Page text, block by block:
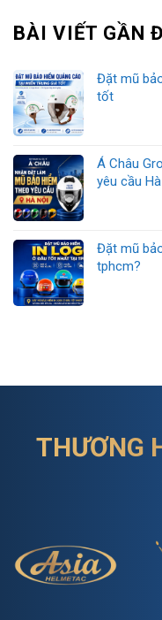
BÀI VIẾT GẦN
Đặt mũ
tốt
Á Châu
yêu cầu
Đặt mũ
tphcm?
THƯƠNG